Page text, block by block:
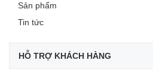
Sản phẩm
Tin tức
HỖ TRỢ KHÁCH HÀNG